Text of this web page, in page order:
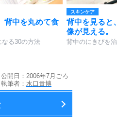
背中を丸めて食
る30の方法
スキンケア
背中を見ると
像が見える。
背中のにきびを
公開日：2006年7月ごろ
執筆者： 水口貴博